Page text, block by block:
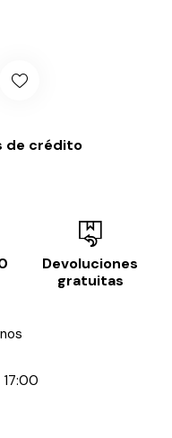
de crédito
Devoluciones
gratuitas
17:00